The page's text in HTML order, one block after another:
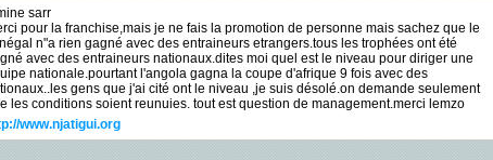
sarr
pour la franchise,mais je ne fais la promotion de personne mais sachez que le
n"a rien gagné avec des entraineurs etrangers.tous les trophées ont été
avec des entraineurs nationaux.dites moi quel est le niveau pour diriger une
nationale.pourtant l'angola gagna la coupe d'afrique 9 fois avec des
gens que j'ai cité ont le niveau ,je suis désolé.on demande seulement
les conditions soient reunuies. tout est question de management.merci lemzo
www.njatigui.org